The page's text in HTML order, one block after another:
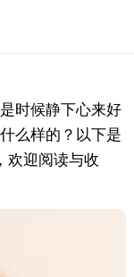
时候静下心来好
么样的？以下是
欢迎阅读与收